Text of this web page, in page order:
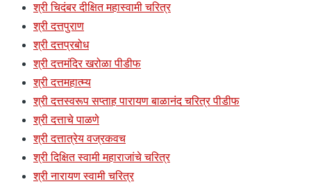
श्री चिदंबर दीक्षित महास्वामी चरित्र
श्री दत्तपुराण
श्री दत्तप्रबोध
श्री दत्तमंदिर खरोळा पीडीफ
श्री दत्तमहात्म्य
श्री दत्तस्वरूप सप्ताह पारायण बाळानंद चरित्र पीडीफ
श्री दत्ताचे पाळणे
श्री दत्तात्रेय वज्रकवच
श्री दिक्षित स्वामी महाराजांचे चरित्र
श्री नारायण स्वामी चरित्र